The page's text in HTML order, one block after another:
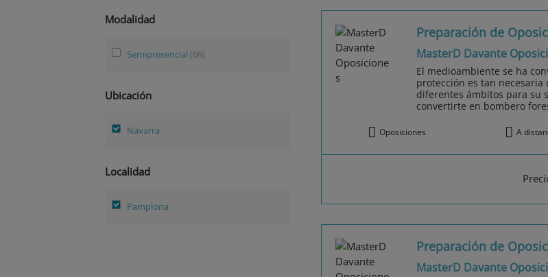
Modalidad
Semipresencial (69)
Ubicación
Navarra
Localidad
Pamplona
Preparación de
MasterD Davante
El medioambiente se ha
protección es tan
diferentes ámbitos para su
convertirte en bombero
Oposiciones A
Preparación de
MasterD Davante